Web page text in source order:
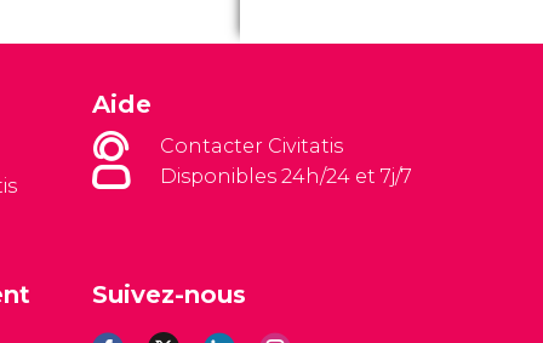
Aide
Contacter Civitatis
Disponibles 24h/24 et 7j/7
Suivez-nous